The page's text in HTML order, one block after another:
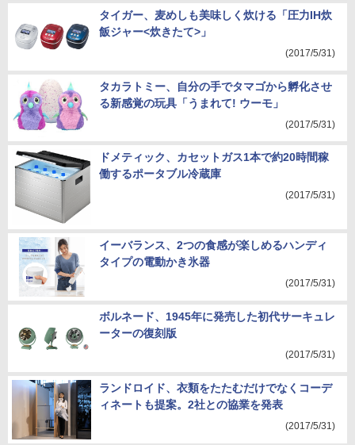
タイガー、麦めしも美味しく炊ける「圧力IH炊
飯ジャー<炊きたて>」
(2017/5/31)
タカラトミー、自分の手でタマゴから孵化させ
る新感覚の玩具「うまれて! ウーモ」
(2017/5/31)
ドメティック、カセットガス1本で約20時間稼
働するポータブル冷蔵庫
(2017/5/31)
イーバランス、2つの食感が楽しめるハンディ
タイプの電動かき氷器
(2017/5/31)
ボルネード、1945年に発売した初代サーキュレ
ーターの復刻版
(2017/5/31)
ランドロイド、衣類をたたむだけでなくコーデ
ィネートも提案。2社との協業を発表
(2017/5/31)